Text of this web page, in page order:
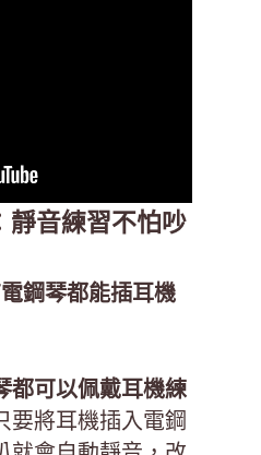
靜音練習不怕吵
鋼琴都能插耳機
都可以佩戴耳機練
要將耳機插入電鋼